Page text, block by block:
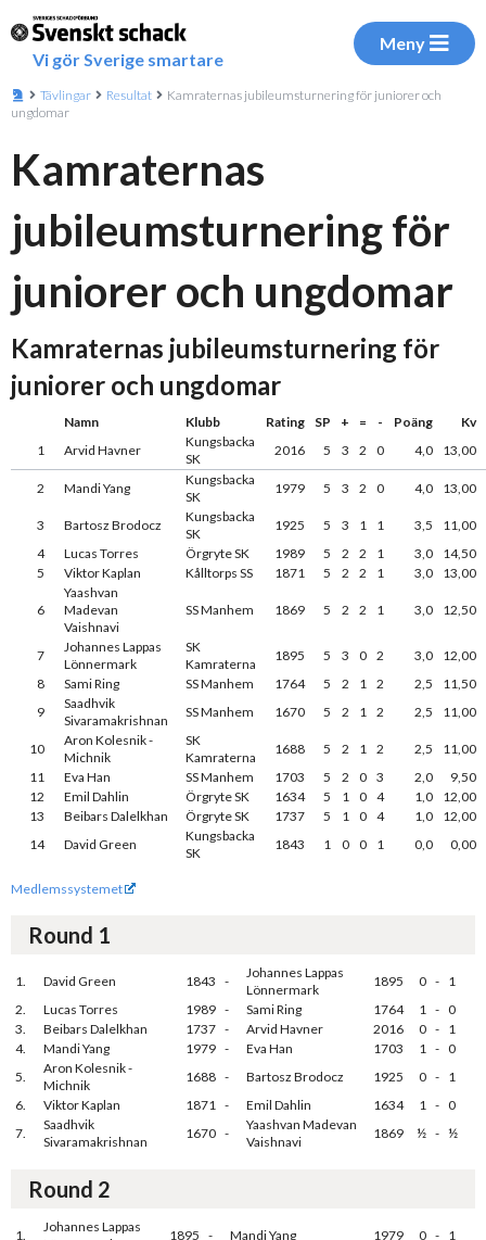
Vi gör Sverige smartare
Meny
Tävlingar Resultat
Kamraternas jubileumsturnering för juniorer och
ungdomar
Kamraternas
jubileumsturnering för
juniorer och ungdomar
Kamraternas jubileumsturnering för
juniorer och ungdomar
Namn Klubb Rating SP + = - Poäng
Kv
1
Arvid Havner
Kungsbacka
SK
2016 5 3 2 0 4,0 13,00
2 Mandi Yang
Kungsbacka
SK
1979 5 3 2 0 4,0 13,00
3 Bartosz Brodocz
Kungsbacka
SK
1925 5 3 1 1 3,5
11,00
4
Lucas Torres Örgryte SK 1989 5 2 2 1 3,0
14,50
5
Viktor Kaplan Kålltorps SS 1871 5 2 2 1 3,0 13,00
6
Yaashvan
Madevan
Vaishnavi
SS Manhem 1869 5 2 2 1 3,0 12,50
7
Johannes Lappas
Lönnermark
SK
Kamraterna
1895 5 3 0 2 3,0
12,00
8
Sami Ring SS Manhem 1764 5 2 1 2 2,5
11,50
9
Saadhvik
Sivaramakrishnan
SS Manhem 1670 5 2 1 2 2,5 11,00
10
Aron Kolesnik -
Michnik
SK
Kamraterna
1688 5 2 1 2 2,5
11,00
11
Eva Han SS Manhem 1703 5 2 0 3 2,0
9,50
12
Emil Dahlin Örgryte SK 1634 5 1 0 4 1,0
12,00
13
Beibars Dalelkhan Örgryte SK 1737 5 1 0 4 1,0
12,00
14
David Green
Kungsbacka
SK
1843 1 0 0 1 0,0 0,00
Medlemssystemet
Round 1
1. David Green 1843 -
Johannes Lappas
Lönnermark
1895 0 - 1
2.
Lucas Torres 1989 - Sami Ring 1764 1 - 0
3.
Beibars Dalelkhan 1737 - Arvid Havner 2016 0 - 1
4.
Mandi Yang 1979 - Eva Han 1703 1 - 0
5.
Aron Kolesnik -
Michnik
1688 - Bartosz Brodocz 1925 0 - 1
6.
Viktor Kaplan 1871 - Emil Dahlin 1634 1 - 0
7.
Saadhvik
Sivaramakrishnan
1670 -
Yaashvan Madevan
Vaishnavi
1869 ½ - ½
Round 2
1.
Johannes Lappas
1895 - Mandi Yang 1979 0 - 1